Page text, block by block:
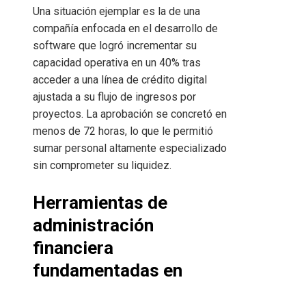
Una situación ejemplar es la de una
compañía enfocada en el desarrollo de
software que logró incrementar su
capacidad operativa en un 40% tras
acceder a una línea de crédito digital
ajustada a su flujo de ingresos por
proyectos. La aprobación se concretó en
menos de 72 horas, lo que le permitió
sumar personal altamente especializado
sin comprometer su liquidez.
Herramientas de
administración
financiera
fundamentadas en